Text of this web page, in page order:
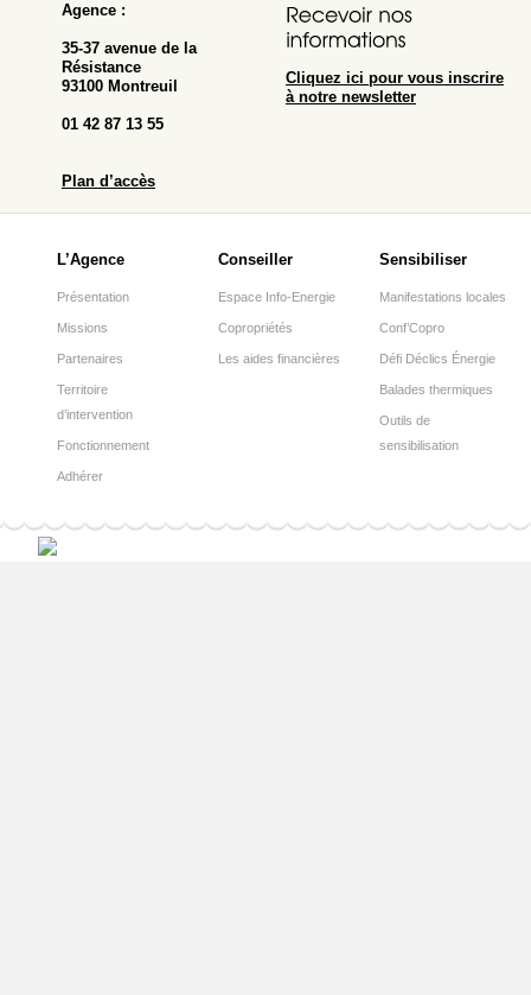
Agence :
35-37 avenue de la
Résistance
93100 Montreuil
01 42 87 13 55
Plan d’accès
Cliquez ici pour vous inscrire
à notre newsletter
L’Agence
Présentation
Missions
Partenaires
Territoire
d’intervention
Fonctionnement
Adhérer
Conseiller
Espace Info-Energie
Copropriétés
Les aides financières
Sensibiliser
Manifestations locales
Conf’Copro
Défi Déclics Énergie
Balades thermiques
Outils de
sensibilisation